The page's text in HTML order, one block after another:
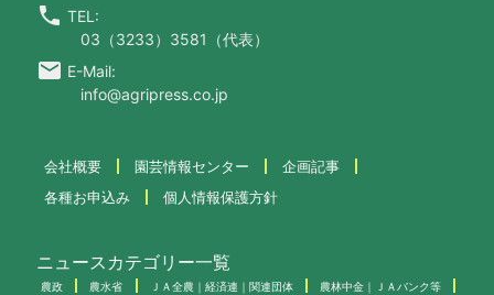
call TEL:
03（3233）3581（代表）
email E-Mail:
info@agripress.co.jp
会社概要 園芸情報センター
企画記事
各種お申込み
個人情報保護方針
ニュースカテゴリー一覧
農政 農水省 ＪＡ全農｜経済連｜関連団体 農林中金｜ＪＡバンク等